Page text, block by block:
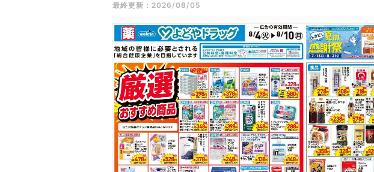
最終更新：2026/08/05